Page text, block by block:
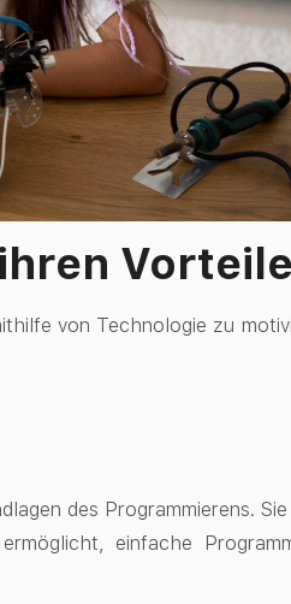
von Technologie zu
des Programmierens.
einfache